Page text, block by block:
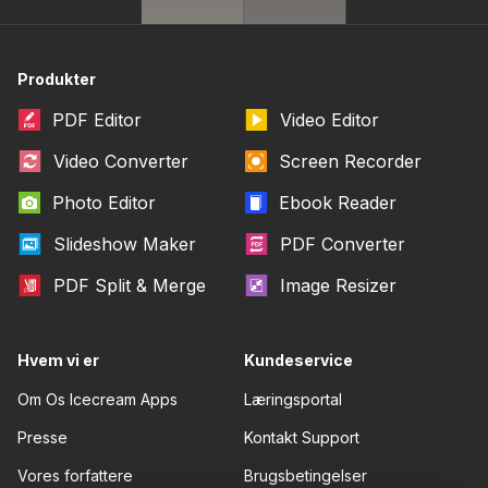
Produkter
PDF Editor
Video Editor
Video Converter
Screen Recorder
Photo Editor
Ebook Reader
Slideshow Maker
PDF Converter
PDF Split & Merge
Image Resizer
Hvem vi er
Om Os Icecream Apps
Presse
Vores forfattere
Kundeservice
Læringsportal
Kontakt Support
Brugsbetingelser